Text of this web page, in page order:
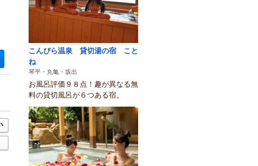
空き状況・料金を見る
こんぴら温泉 貸切湯の宿 こと
ね
琴平・丸亀・坂出
お風呂評価９８点！趣が異なる無
料の貸切風呂が６つある宿。